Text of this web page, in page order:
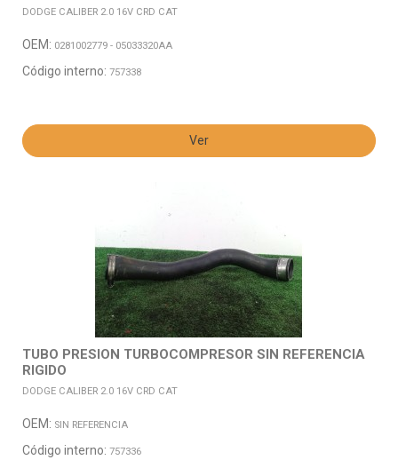
DODGE CALIBER 2.0 16V CRD CAT
OEM: 0281002779 - 05033320AA
Código interno: 757338
Ver
TUBO PRESION TURBOCOMPRESOR SIN REFERENCIA
RIGIDO
DODGE CALIBER 2.0 16V CRD CAT
OEM: SIN REFERENCIA
Código interno: 757336